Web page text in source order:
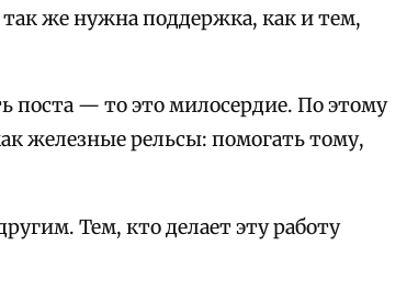
же нужна поддержка, как и тем,
поста — то это милосердие. По этому
железные рельсы: помогать тому,
Тем, кто делает эту работу